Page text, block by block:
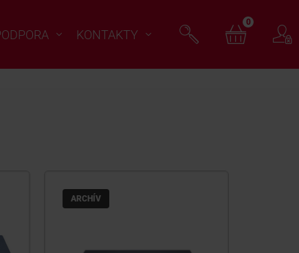
KONTAKTY
0
ARCHÍV